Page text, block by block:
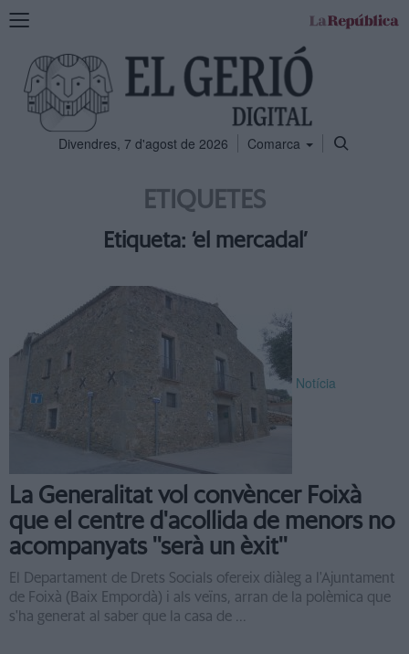
Mostra
navegació
Divendres, 7 d'agost de 2026 Comarca
ETIQUETES
Etiqueta: ‘el mercadal’
Notícia
La Generalitat vol convèncer Foixà
que el centre d'acollida de menors no
acompanyats ''serà un èxit''
El Departament de Drets Socials ofereix diàleg a l'Ajuntament
de Foixà (Baix Empordà) i als veïns, arran de la polèmica que
s'ha generat al saber que la casa de ...